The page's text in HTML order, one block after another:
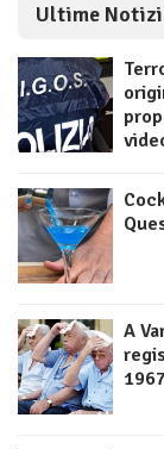
Ultime
A
1967